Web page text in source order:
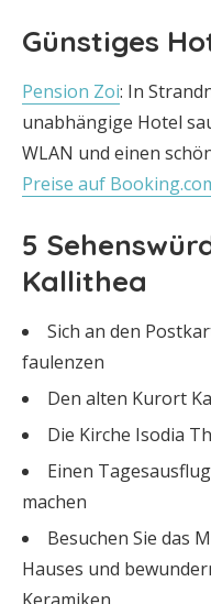
Günstiges
Pension Zoi: In
unabhängige Hotel
WLAN und einen
Preise auf
5
Kallithea
Sich an den
faulenzen
Den alten Kurort
Die Kirche Isodia
Einen
machen
Besuchen Sie das
Hauses und